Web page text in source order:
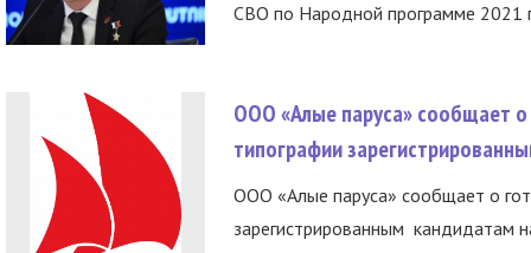
СВО по Народной программе 2021
ООО «Алые паруса» сообщает о
типографии
ООО «Алые паруса» сообщает о
зарегистрированным кандидатам